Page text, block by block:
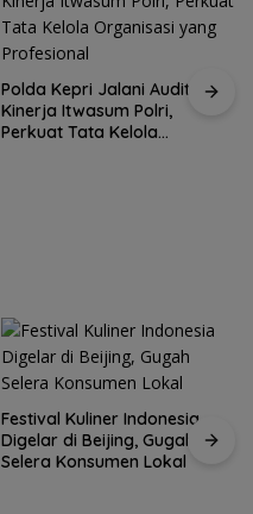
Polda Kepri Jalani Audit
Kinerja Itwasum Polri,
Perkuat Tata Kelola
Festival Kuliner Indonesia
Digelar di Beijing, Gugah
Selera Konsumen Lokal